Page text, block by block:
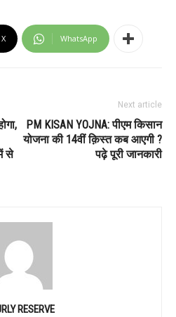
X WhatsApp
से
Next article
PM KISAN YOJNA: पीएम किसान
योजना की 14वीं क़िस्त कब आएगी ?
पढ़े पूरी जानकारी
RESERVE